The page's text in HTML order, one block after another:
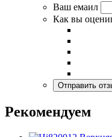
Ваш емаил
Как вы
Рекомендуем